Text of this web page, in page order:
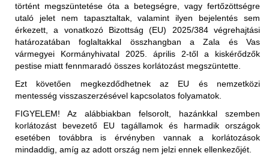
történt megszüntetése óta a betegségre, vagy fertőzöttségre
utaló jelet nem tapasztaltak, valamint ilyen bejelentés sem
érkezett, a vonatkozó Bizottság (EU) 2025/384 végrehajtási
határozatában foglaltakkal összhangban a Zala és Vas
vármegyei Kormányhivatal 2025. április 2-től a kiskérődzők
pestise miatt fennmaradó összes korlátozást megszüntette.
Ezt követően megkezdődhetnek az EU és nemzetközi
mentesség visszaszerzésével kapcsolatos folyamatok.
FIGYELEM! Az alábbiakban felsorolt, hazánkkal szemben
korlátozást bevezető EU tagállamok és harmadik országok
esetében továbbra is érvényben vannak a korlátozások
mindaddig, amíg az adott ország nem jelzi ennek ellenkezőjét.
Korlátozott terület:
vörös hús és az abból készült termékek (juh és kecske),
valamint a nem hőkezelt tej és az abból készült termékek
(juh és kecske) Magyarországról történő behozatalára
vonatkozóan; ez a 2025. január 5. után előállított
szállítmányokra vonatkozik
a nem hőkezelt vörös hús és az abból készült termékek
(juh- és kecskehús) behozatala a nem fertőzött
szerint) megengedett, feltéve, hogy az exportáló ország
illetékes hatóságai állategészségügyi bizonyítványban
igazolják az alábbiakat: